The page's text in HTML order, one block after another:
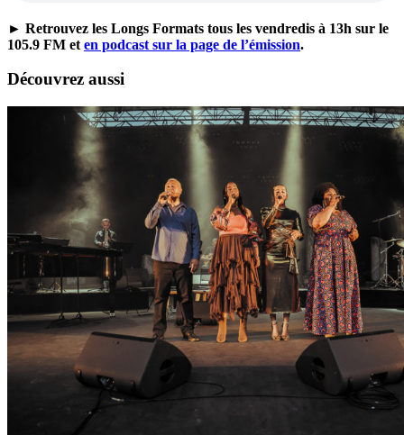
► Retrouvez les Longs Formats tous les vendredis à 13h sur le
105.9 FM et en podcast sur la page de l’émission.
Découvrez aussi